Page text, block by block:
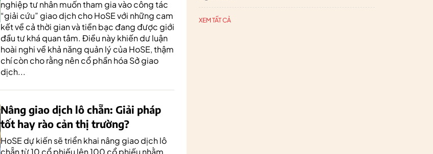
nghiệp tư nhân muốn tham gia vào công tác
“giải cứu” giao dịch cho HoSE với những cam
kết về cả thời gian và tiền bạc đang được giới
đầu tư khá quan tâm. Điều này khiến dư luận
hoài nghi về khả năng quản lý của HoSE, thậm
chí còn cho rằng nên cổ phần hóa Sở giao
dịch...
Nâng giao dịch lô chẵn: Giải pháp
tốt hay rào cản thị trường?
HoSE dự kiến sẽ triển khai nâng giao dịch lô
XEM TẤT CẢ